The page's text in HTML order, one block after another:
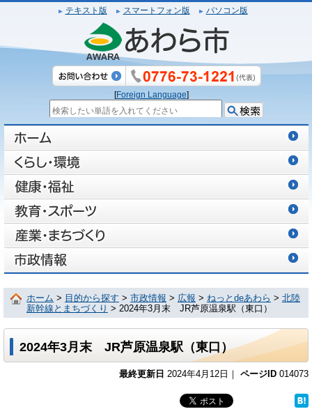
テキスト版 スマートフォン版 パソコン版
[Foreign Language]
ホーム > 目的から探す > 市政情報 > 広報 > ねっとdeあわら > 北陸
新幹線とまちづくり > 2024年3月末 JR芦原温泉駅（東口）
2024年3月末 JR芦原温泉駅（東口）
最終更新日 2024年4月12日｜ ページID 014073